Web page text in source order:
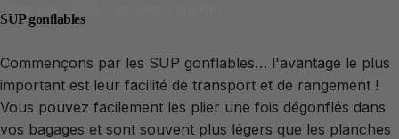
SUP gonflables
Commençons par les SUP gonflables… l'avantage le plus
important est leur facilité de transport et de rangement !
Vous pouvez facilement les plier une fois dégonflés dans
vos bagages et sont souvent plus légers que les planches